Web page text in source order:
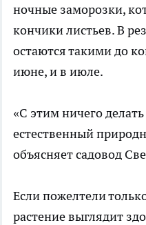
ночные заморозки,
кончики листьев. В
остаются такими до
июне, и в июле.
«С этим ничего
естественный
объясняет садовод
Если пожелтели
растение выглядит